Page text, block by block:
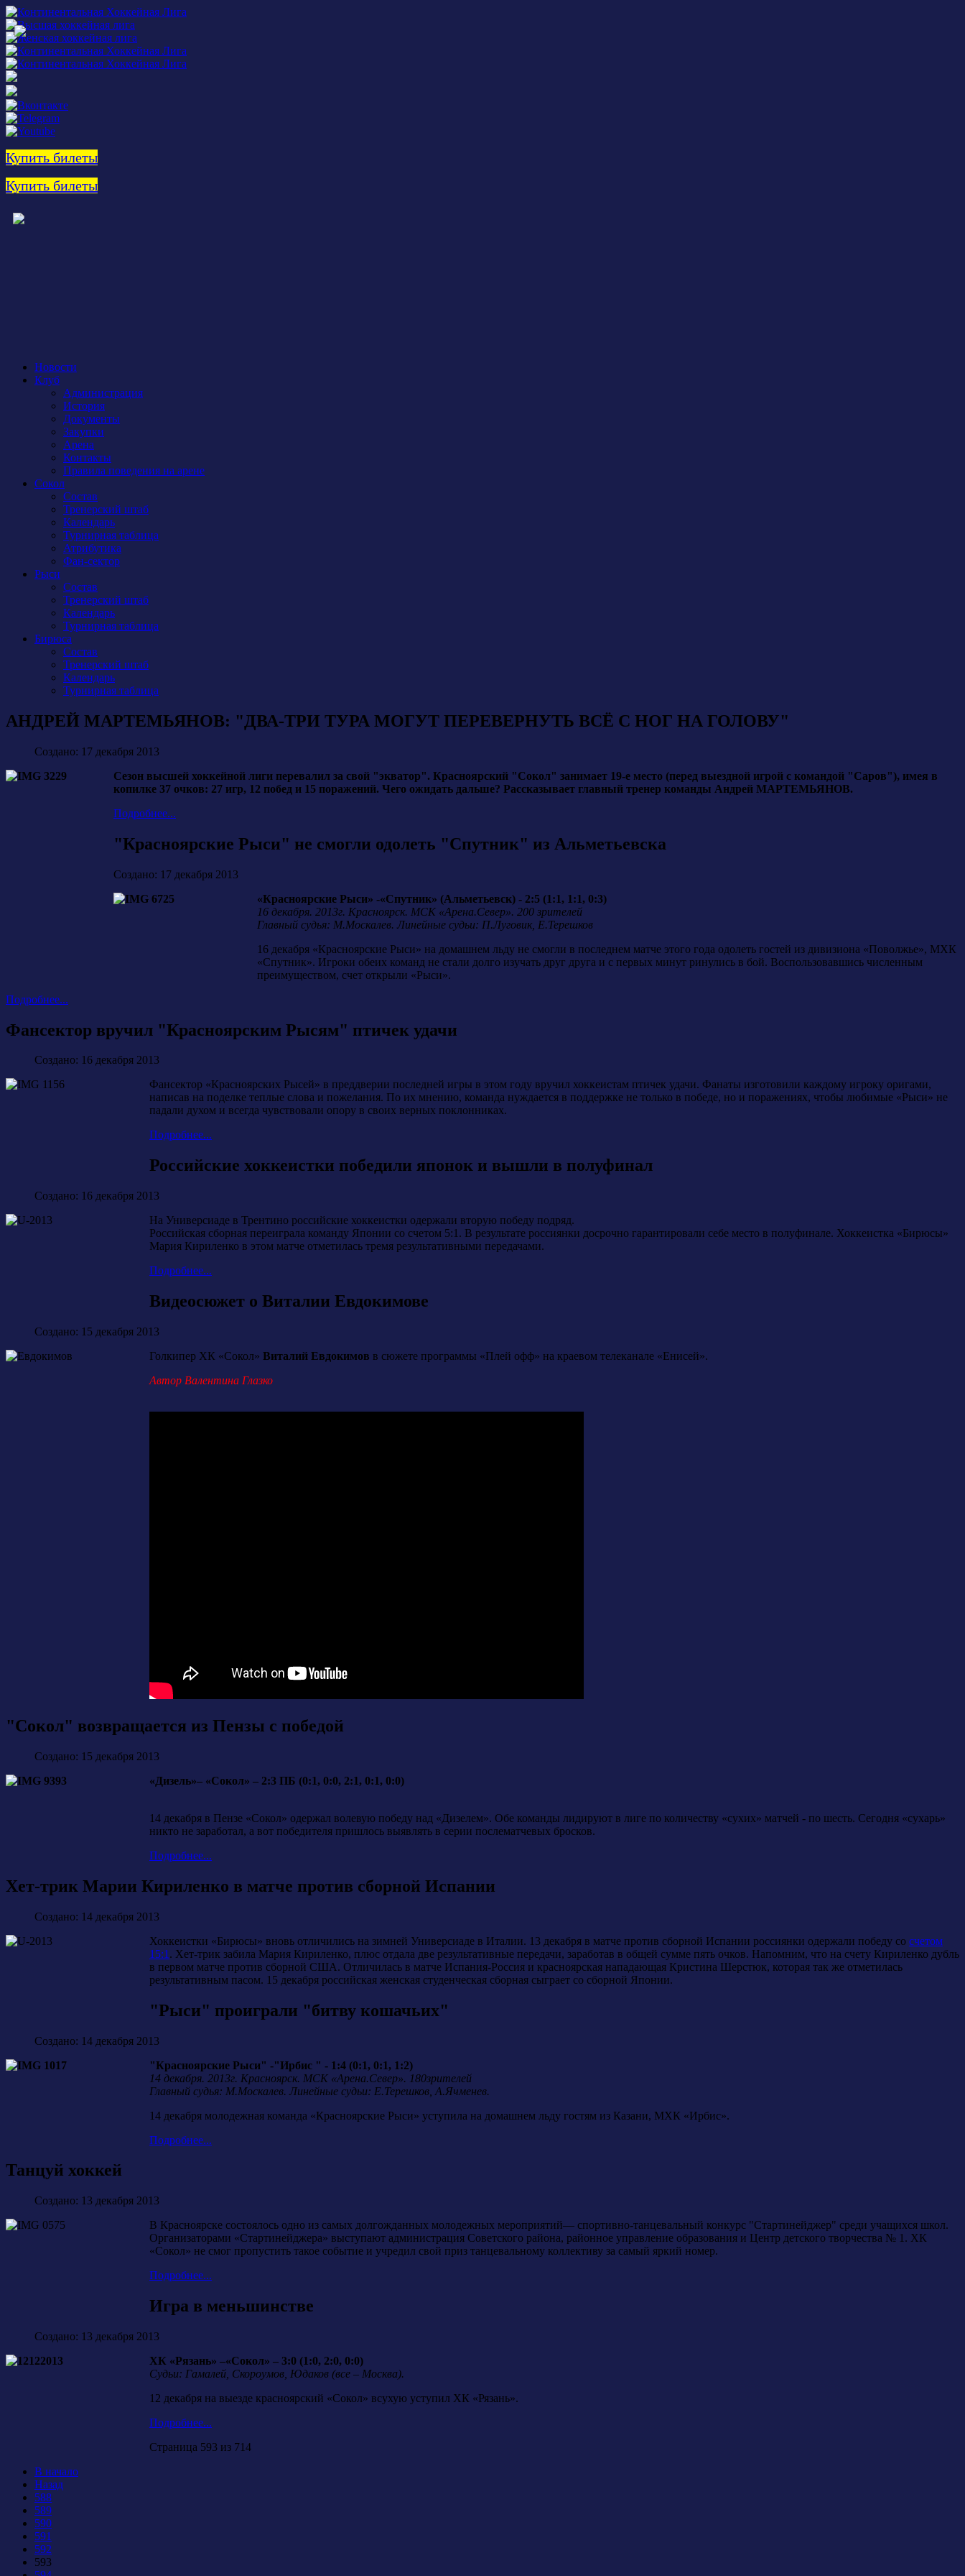
Купить билеты
Купить билеты
Новости
Клуб
Администрация
История
Документы
Закупки
Арена
Контакты
Правила поведения на арене
Сокол
Состав
Тренерский штаб
Календарь
Турнирная таблица
Атрибутика
Фан-сектор
Рыси
Состав
Тренерский штаб
Календарь
Турнирная таблица
Бирюса
Состав
Тренерский штаб
Календарь
Турнирная таблица
АНДРЕЙ МАРТЕМЬЯНОВ: "ДВА-ТРИ ТУРА МОГУТ ПЕРЕВЕРНУТЬ ВСЁ С НОГ НА ГОЛОВУ"
Создано: 17 декабря 2013
Сезон высшей хоккейной лиги перевалил за свой "экватор". Красноярский "Сокол" занимает 19-е место (перед выездной игрой с командой "Саров"), имея в
копилке 37 очков: 27 игр, 12 побед и 15 поражений. Чего ожидать дальше? Рассказывает главный тренер команды Андрей МАРТЕМЬЯНОВ.
Подробнее...
"Красноярские Рыси" не смогли одолеть "Спутник" из Альметьевска
Создано: 17 декабря 2013
«Красноярские Рыси» -«Спутник» (Альметьевск) - 2:5 (1:1, 1:1, 0:3)
16 декабря. 2013г. Красноярск. МСК «Арена.Север». 200 зрителей
Главный судья: М.Москалев. Линейные судьи: П.Луговик, Е.Терешков
16 декабря «Красноярские Рыси» на домашнем льду не смогли в последнем матче этого года одолеть гостей из дивизиона «Поволжье», МХК
«Спутник». Игроки обеих команд не стали долго изучать друг друга и с первых минут ринулись в бой. Воспользовавшись численным
преимуществом, счет открыли «Рыси».
Подробнее...
Фансектор вручил "Красноярским Рысям" птичек удачи
Создано: 16 декабря 2013
Фансектор «Красноярских Рысей» в преддверии последней игры в этом году вручил хоккеистам птичек удачи. Фанаты изготовили каждому игроку оригами,
написав на поделке теплые слова и пожелания. По их мнению, команда нуждается в поддержке не только в победе, но и поражениях, чтобы любимые «Рыси» не
падали духом и всегда чувствовали опору в своих верных поклонниках.
Подробнее...
Российские хоккеистки победили японок и вышли в полуфинал
Создано: 16 декабря 2013
На Универсиаде в Трентино российские хоккеистки одержали вторую победу подряд.
Российская сборная переиграла команду Японии со счетом 5:1. В результате россиянки досрочно гарантировали себе место в полуфинале. Хоккеистка «Бирюсы»
Мария Кириленко в этом матче отметилась тремя результативными передачами.
Подробнее...
Видеосюжет о Виталии Евдокимове
Создано: 15 декабря 2013
Голкипер ХК «Сокол» Виталий Евдокимов в сюжете программы «Плей офф» на краевом телеканале «Енисей».
Автор Валентина Глазко
"Сокол" возвращается из Пензы с победой
Создано: 15 декабря 2013
«Дизель»– «Сокол» – 2:3 ПБ (0:1, 0:0, 2:1, 0:1, 0:0)
14 декабря в Пензе «Сокол» одержал волевую победу над «Дизелем». Обе команды лидируют в лиге по количеству «сухих» матчей - по шесть. Сегодня «сухарь»
никто не заработал, а вот победителя пришлось выявлять в серии послематчевых бросков.
Подробнее...
Хет-трик Марии Кириленко в матче против сборной Испании
Создано: 14 декабря 2013
Хоккеистки «Бирюсы» вновь отличились на зимней Универсиаде в Италии. 13 декабря в матче против сборной Испании россиянки одержали победу со счетом
15:1 . Хет-трик забила Мария Кириленко, плюс отдала две результативные передачи, заработав в общей сумме пять очков. Напомним, что на счету Кириленко дубль
в первом матче против сборной США. Отличилась в матче Испания-Россия и красноярская нападающая Кристина Шерстюк, которая так же отметилась
результативным пасом. 15 декабря российская женская студенческая сборная сыграет со сборной Японии.
"Рыси" проиграли "битву кошачьих"
Создано: 14 декабря 2013
"Красноярские Рыси" -"Ирбис " - 1:4 (0:1, 0:1, 1:2)
14 декабря. 2013г. Красноярск. МСК «Арена.Север». 180зрителей
Главный судья: М.Москалев. Линейные судьи: Е.Терешков, А.Ячменев.
14 декабря молодежная команда «Красноярские Рыси» уступила на домашнем льду гостям из Казани, МХК «Ирбис».
Подробнее...
Танцуй хоккей
Создано: 13 декабря 2013
В Красноярске состоялось одно из самых долгожданных молодежных мероприятий— спортивно-танцевальный конкурс "Стартинейджер" среди учащихся школ.
Организаторами «Стартинейджера» выступают администрация Советского района, районное управление образования и Центр детского творчества № 1. ХК
«Сокол» не смог пропустить такое событие и учредил свой приз танцевальному коллективу за самый яркий номер.
Подробнее...
Игра в меньшинстве
Создано: 13 декабря 2013
ХК «Рязань» –«Сокол» – 3:0 (1:0, 2:0, 0:0)
Судьи: Гамалей, Скороумов, Юдаков (все – Москва).
12 декабря на выезде красноярский «Сокол» всухую уступил ХК «Рязань».
Подробнее...
Страница 593 из 714
В начало
Назад
588
589
590
591
592
593